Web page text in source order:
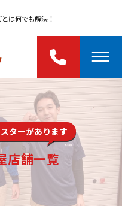
は何でも解決！
ターがあります
店舗一覧